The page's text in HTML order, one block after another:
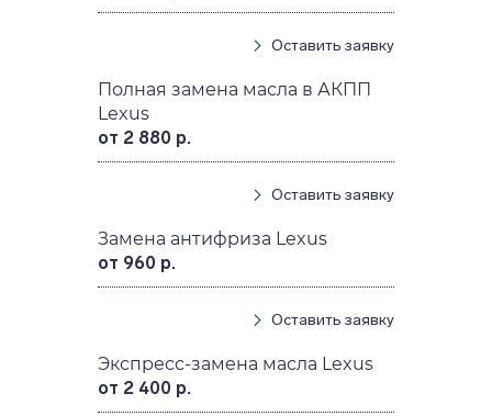
Оставить заявку
Полная замена масла в АКПП
Lexus
от 2 880 р.
Оставить заявку
Замена антифриза Lexus
от 960 р.
Оставить заявку
Экспресс-замена масла Lexus
от 2 400 р.